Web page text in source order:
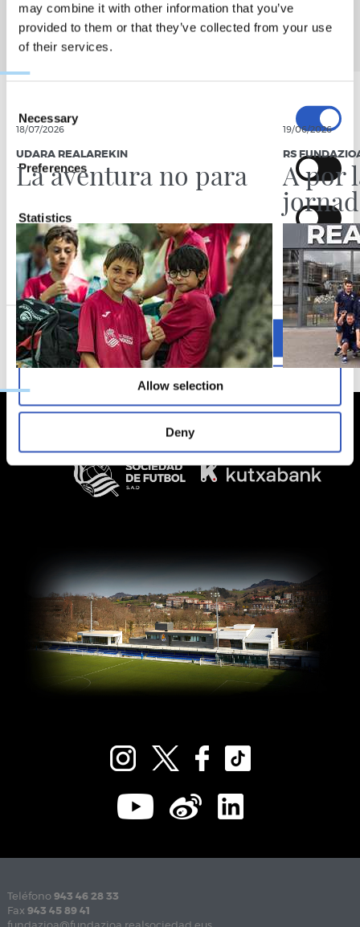
may combine it with other information that you’ve
provided to them or that they’ve collected from your use
of their services.
Selection
Necessary
Preferences
Statistics
Marketing
Allow all
Allow selection
Deny
18/07/2026
UDARA REALAREKIN
La aventura no para
19/06/2026
RS
A por
Teléfono 943 46 28 33
Fax 943 45 89 41